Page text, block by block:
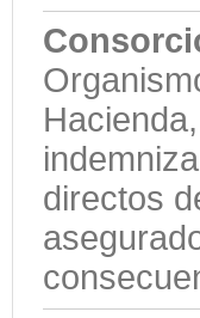
directos